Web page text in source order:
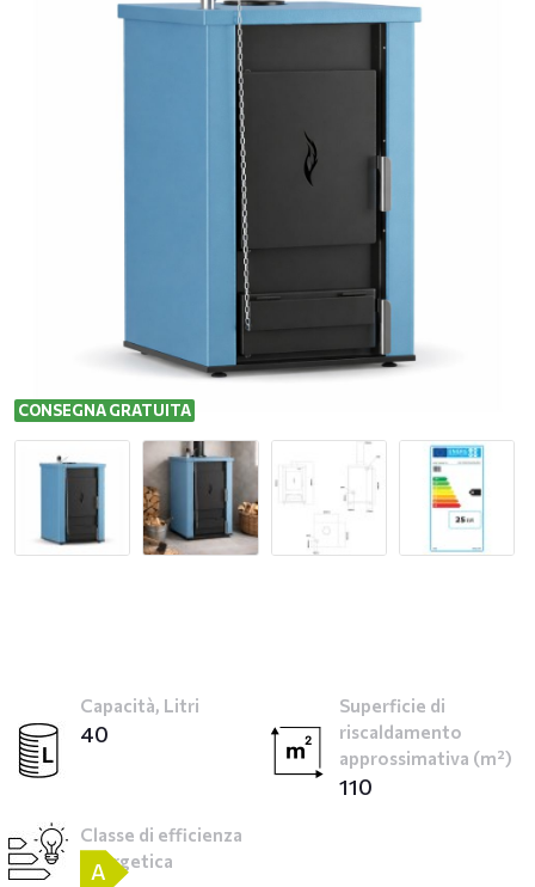
CONSEGNA GRATUITA
Capacità, Litri
40
Superficie di
riscaldamento
approssimativa (m²)
110
Classe di efficienza
energetica
A